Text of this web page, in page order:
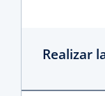
Realizar